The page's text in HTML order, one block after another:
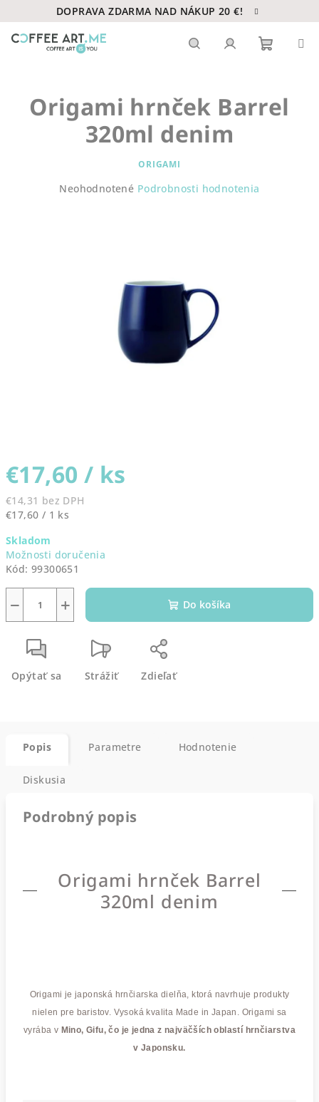
na
obsah
DOPRAVA ZDARMA NAD NÁKUP 20 €!
košík
€17,60 / ks
€14,31 bez DPH
Jednotková
€17,60 / 1 ks
Skladom
Možnosti doručenia
Kód: 99300651
+
− Do košíka
Opýtať sa Strážiť Zdieľať
Origami hrnček Barrel
320ml denim
ORIGAMI
Priemerné
Neohodnotené Podrobnosti hodnotenia
Popis Parametre Hodnotenie
Diskusia
Podrobný popis
Origami hrnček Barrel
320ml denim
Origami je japonská hrnčiarska dielňa, ktorá navrhuje produkty
nielen pre baristov. Vysoká kvalita Made in Japan. Origami sa
vyrába v Mino, Gifu, čo je jedna z najväčších oblastí hrnčiarstva
v Japonsku.